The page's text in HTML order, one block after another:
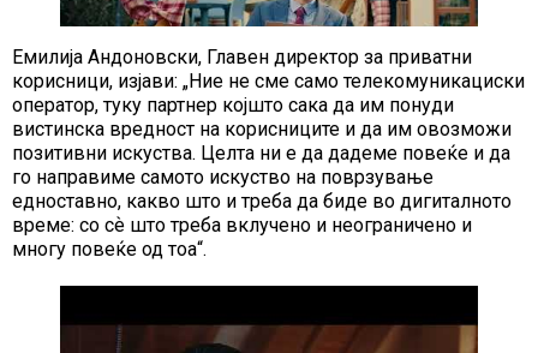
Емилија Андоновски, Главен директор за приватни
корисници, изјави: „Ние не сме само телекомуникациски
оператор, туку партнер којшто сака да им понуди
вистинска вредност на корисниците и да им овозможи
позитивни искуства. Целта ни е да дадеме повеќе и да
го направиме самото искуство на поврзување
едноставно, какво што и треба да биде во дигиталното
време: со сѐ што треба вклучено и неограничено и
многу повеќе од тоа“.